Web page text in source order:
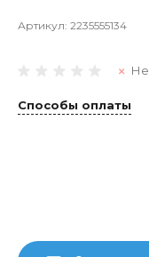
Артикул: 2235555134
Способы оплаты